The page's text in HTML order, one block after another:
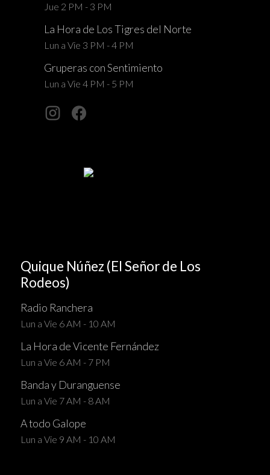
Jue 2 PM - 3 PM
La Hora de Los Tigres del Norte
Lun a Vie 3 PM - 4 PM
Gruperas con Sentimiento
Lun a Vie 4 PM - 5 PM
Quique Núñez (El Señor de Los
Rodeos)
Radio Ranchera
Lun a Vie 6 AM - 10 AM
La Hora de Vicente Fernández
Lun a Vie 6 AM - 7 PM
Banda y Duranguense
Lun a Vie 7 AM - 8 AM
A todo Galope
Lun a Vie 9 AM - 10 AM